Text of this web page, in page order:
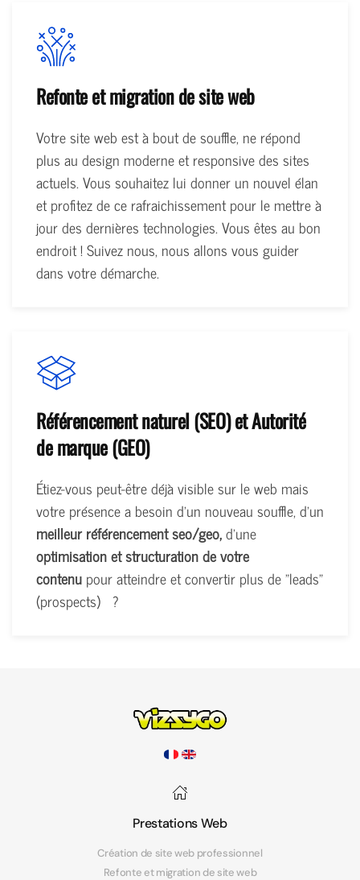
Refonte et migration de site web
Votre site web est à bout de souffle, ne répond
plus au design moderne et responsive des sites
actuels. Vous souhaitez lui donner un nouvel élan
et profitez de ce rafraichissement pour le mettre à
jour des dernières technologies. Vous êtes au bon
endroit ! Suivez nous, nous allons vous guider
dans votre démarche.
Référencement naturel (SEO) et Autorité
de marque (GEO)
Étiez-vous peut-être déjà visible sur le web mais
votre présence a besoin d'un nouveau souffle, d'un
meilleur référencement seo/geo,d'une
optimisation et structuration de votre
contenu pour atteindre et convertir plus de "leads"
(prospects) ?
Prestations Web
Création de site web professionnel
Refonte et migration de site web